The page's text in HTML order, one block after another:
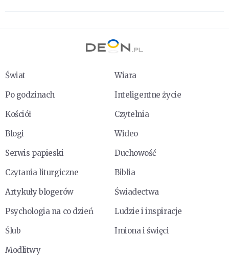
Świat
Wiara
Po godzinach
Inteligentne życie
Kościół
Czytelnia
Blogi
Wideo
Serwis papieski
Duchowość
Czytania liturgiczne
Biblia
Artykuły blogerów
Świadectwa
Psychologia na co dzień
Ludzie i inspiracje
Ślub
Imiona i święci
Modlitwy